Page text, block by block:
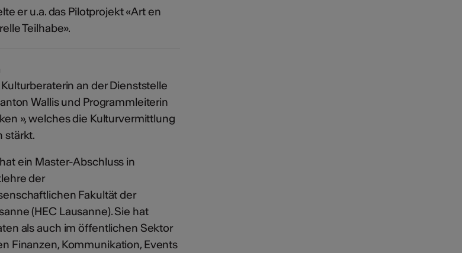
er u.a. das Pilotprojekt «Art en
Teilhabe».
an der Dienststelle
Wallis und Programmleiterin
», welches die Kulturvermittlung
stärkt.
ein Master-Abschluss in
der
Fakultät der
(HEC Lausanne). Sie hat
als auch im öffentlichen Sektor
Finanzen, Kommunikation, Events